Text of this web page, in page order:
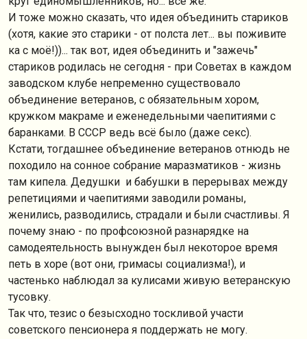
И тоже можно сказать, что идея объединить стариков
(хотя, какие это старики - от полста лет... вы поживите
ка с моё!))... так вот, идея объединить и "зажечь"
стариков родилась не сегодня - при Советах в каждом
заводском клубе непременно существовало
объединение ветеранов, с обязательным хором,
кружком макраме и еженедельными чаепитиями с
баранками. В СССР ведь всё было (даже секс).
Кстати, тогдашнее объединение ветеранов отнюдь не
походило на сонное собрание маразматиков - жизнь
там кипела. Дедушки и бабушки в перерывах между
репетициями и чаепитиями заводили романы,
женились, разводились, страдали и были счастливы. Я
почему знаю - по профсоюзной разнарядке на
самодеятельность вынужден был некоторое время
петь в хоре (вот они, гримасы социализма!), и
частенько наблюдал за кулисами живую ветеранскую
тусовку.
Так что, тезис о безысходно тоскливой участи
советского пенсионера я поддержать не могу.